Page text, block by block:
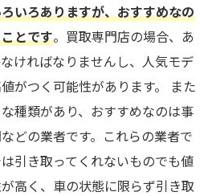
いろありますが、おすすめなの
とです。買取専門店の場合、あ
ければなりませんし、人気モデ
がつく可能性があります。 また
種類があり、おすすめなのは事
どの業者です。これらの業者で
引き取ってくれないものでも値
高く、車の状態に限らず引き取